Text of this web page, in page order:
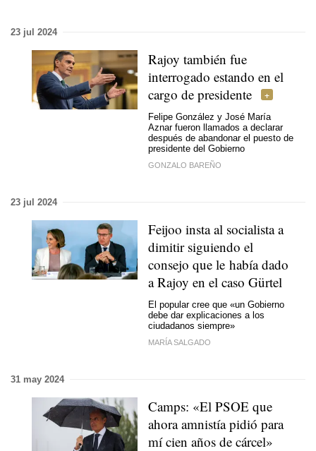
23 jul 2024
Rajoy también fue
interrogado estando en el
cargo de presidente
Felipe González y José María
Aznar fueron llamados a declarar
después de abandonar el puesto de
presidente del Gobierno
GONZALO BAREÑO
23 jul 2024
Feijoo insta al socialista a
dimitir siguiendo el
consejo que le había dado
a Rajoy en el caso Gürtel
El popular cree que «un Gobierno
debe dar explicaciones a los
ciudadanos siempre»
MARÍA SALGADO
31 may 2024
Camps: «El PSOE que
ahora amnistía pidió para
mí cien años de cárcel»